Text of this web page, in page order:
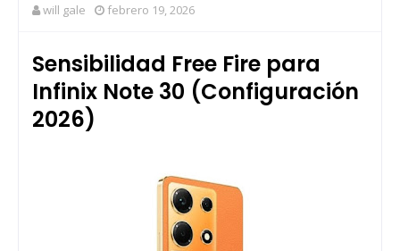
will gale febrero 19, 2026
Sensibilidad Free Fire para
Infinix Note 30 (Configuración
2026)